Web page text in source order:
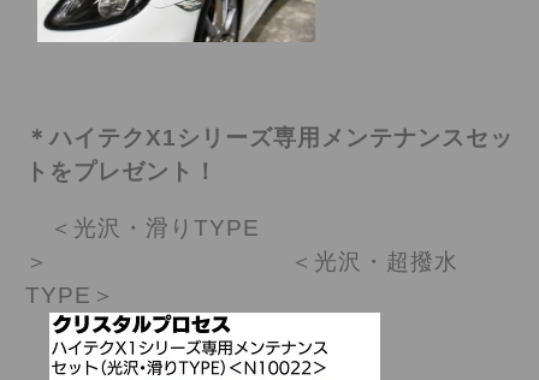
＊ハイテクX1シリーズ専用メンテナンスセッ
トをプレゼント！
＜光沢・滑りTYPE
＞ ＜光沢・超撥水
TYPE＞